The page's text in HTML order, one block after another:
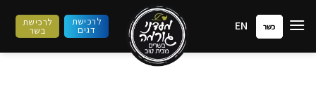
לתוכן
כשר EN לרכישת
דגים
לרכישת
בשר